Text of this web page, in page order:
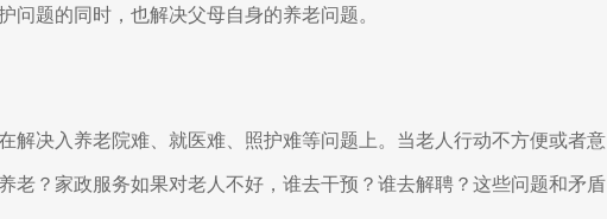
题的同时，也解决父母自身的养老问题。
解决入养老院难、就医难、照护难等问题上。当老人行动不方便或者意
老？家政服务如果对老人不好，谁去干预？谁去解聘？这些问题和矛盾